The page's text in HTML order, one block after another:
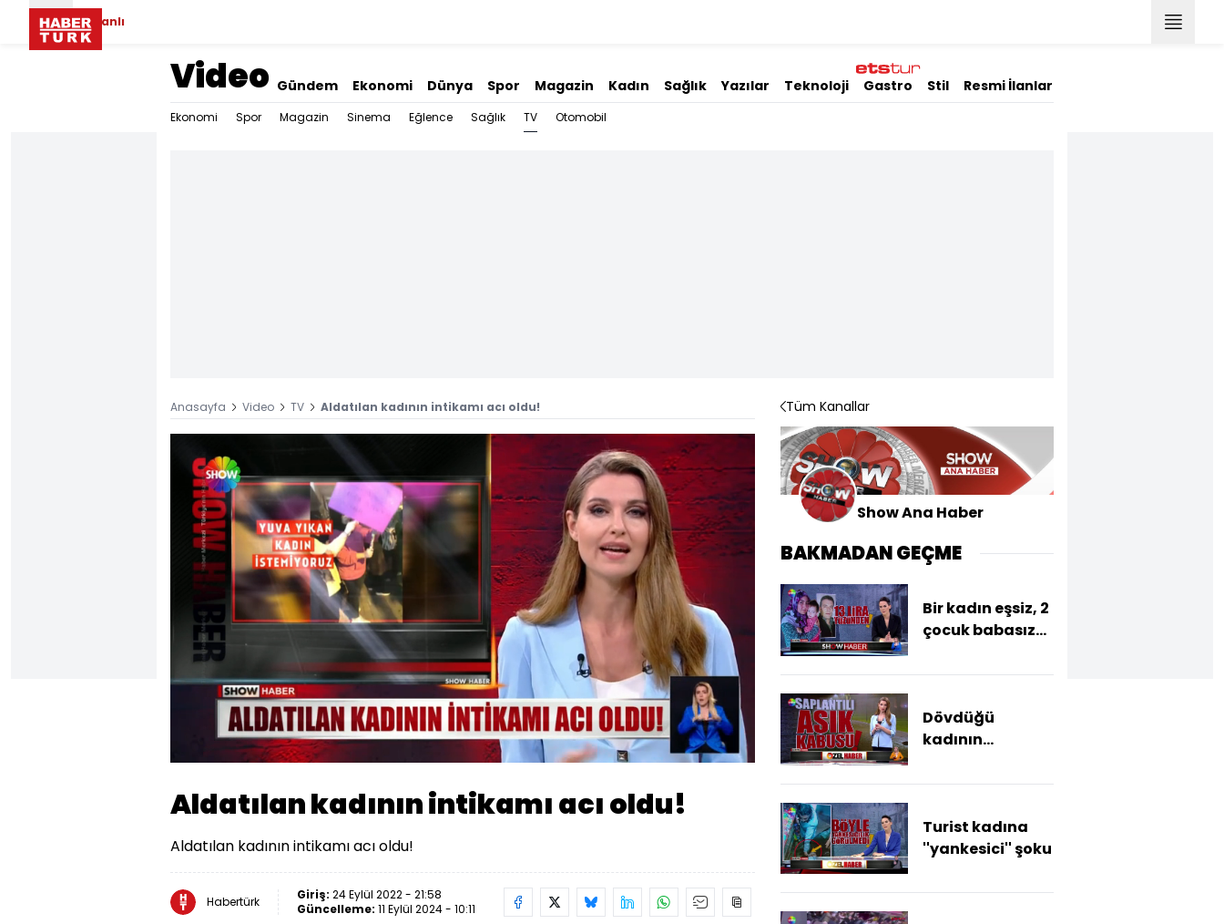
Canlı
Video Gündem Ekonomi Dünya Spor Magazin Kadın Sağlık Yazılar Teknoloji Gastro Stil Resmi İlanlar
Ekonomi Spor Magazin Sinema Eğlence Sağlık TV Otomobil
Anasayfa Video TV Aldatılan kadının intikamı acı oldu!
Sesi
Aç
Yüklendi
41.04%
Oynatma
Hızı
Aldatılan kadının intikamı acı oldu!
Aldatılan kadının intikamı acı oldu!
Habertürk Giriş: 24 Eylül 2022 - 21:58
Güncelleme: 11 Eylül 2024 - 10:11
Tüm Kanallar
Show Ana Haber
BAKMADAN GEÇME
Bir kadın eşsiz, 2
çocuk babasız
Dövdüğü
kadının
uyudu
Turist kadına
''yankesici'' şoku